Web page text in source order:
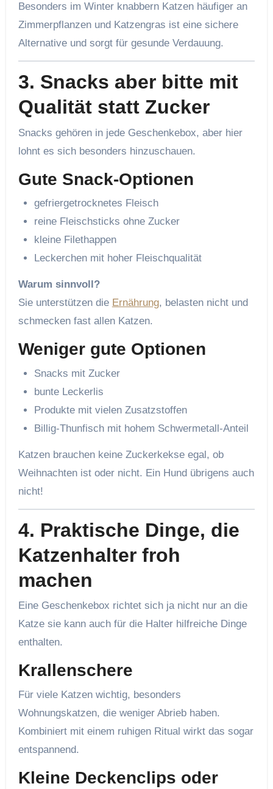
Besonders im Winter knabbern Katzen häufiger an
Zimmerpflanzen und Katzengras ist eine sichere
Alternative und sorgt für gesunde Verdauung.
3. Snacks aber bitte mit
Qualität statt Zucker
Snacks gehören in jede Geschenkebox, aber hier
lohnt es sich besonders hinzuschauen.
Gute Snack-Optionen
gefriergetrocknetes Fleisch
reine Fleischsticks ohne Zucker
kleine Filethappen
Leckerchen mit hoher Fleischqualität
Warum sinnvoll?
Sie unterstützen die Ernährung, belasten nicht und
schmecken fast allen Katzen.
Weniger gute Optionen
Snacks mit Zucker
bunte Leckerlis
Produkte mit vielen Zusatzstoffen
Billig-Thunfisch mit hohem Schwermetall-Anteil
Katzen brauchen keine Zuckerkekse egal, ob
Weihnachten ist oder nicht. Ein Hund übrigens auch
nicht!
4. Praktische Dinge, die
Katzenhalter froh
machen
Eine Geschenkebox richtet sich ja nicht nur an die
Katze sie kann auch für die Halter hilfreiche Dinge
enthalten.
Krallenschere
Für viele Katzen wichtig, besonders
Wohnungskatzen, die weniger Abrieb haben.
Kombiniert mit einem ruhigen Ritual wirkt das sogar
entspannend.
Kleine Deckenclips oder